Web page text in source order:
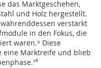
das Marktgeschehen,
und Holz hergestellt.
verstärkt
in den Fokus, die
waren.⁹ Diese
eine Marktreife und blieb